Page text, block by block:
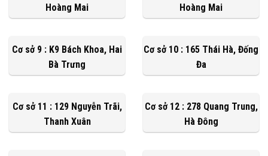
Hoàng Mai
Hoàng Mai
Cơ sở 9 : K9 Bách Khoa, Hai
Bà Trưng
Cơ sở 10 : 165 Thái Hà, Đống
Đa
Cơ sở 11 : 129 Nguyễn Trãi,
Thanh Xuân
Cơ sở 12 : 278 Quang Trung,
Hà Đông